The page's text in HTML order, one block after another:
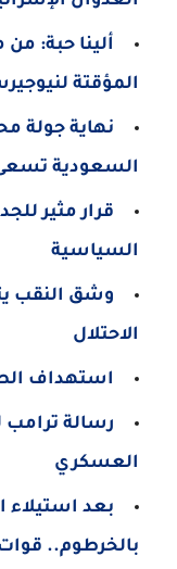
ألينا حبة:
المؤقتة
نهاية جولة
السعودية تسعى
قرار مثير
السياسية
وشق النقب
الاحتلال
استهداف
رسالة ترامب
العسكري
بعد
بالخرطوم..